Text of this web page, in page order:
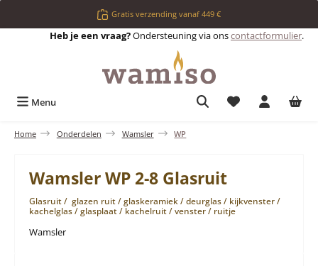
Ga naar de hoofdinhoudGratis verzending vanaf 449 €
Heb je een vraag?Ondersteuning via onscontactformulier.
Menu Je hebt 0 items
Home Onderdelen Wamsler WP
Wamsler WP 2-8 Glasruit
Glasruit / glazen ruit / glaskeramiek / deurglas / kijkvenster /
kachelglas / glasplaat / kachelruit / venster / ruitje
Wamsler